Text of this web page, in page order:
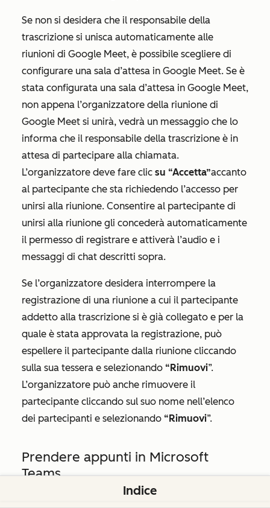
Se non si desidera che il responsabile della
trascrizione si unisca automaticamente alle
riunioni di Google Meet, è possibile scegliere di
configurare una sala d’attesa in Google Meet. Se è
stata configurata una sala d’attesa in Google Meet,
non appena l’organizzatore della riunione di
Google Meet si unirà, vedrà un messaggio che lo
informa che il responsabile della trascrizione è in
attesa di partecipare alla chiamata.
L’organizzatore deve fare clic su “Accetta”accanto
al partecipante che sta richiedendo l’accesso per
unirsi alla riunione. Consentire al partecipante di
unirsi alla riunione gli concederà automaticamente
il permesso di registrare e attiverà l’audio e i
messaggi di chat descritti sopra.
Se l’organizzatore desidera interrompere la
registrazione di una riunione a cui il partecipante
addetto alla trascrizione si è già collegato e per la
quale è stata approvata la registrazione, può
espellere il partecipante dalla riunione cliccando
sulla sua tessera e selezionando “Rimuovi”.
L’organizzatore può anche rimuovere il
partecipante cliccando sul suo nome nell’elenco
dei partecipanti e selezionando “Rimuovi”.
Prendere appunti in Microsoft
Teams
Indice